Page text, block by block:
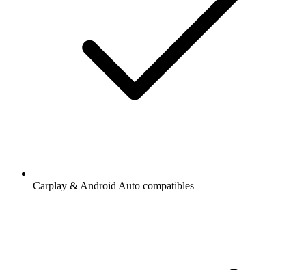
Carplay & Android Auto compatibles